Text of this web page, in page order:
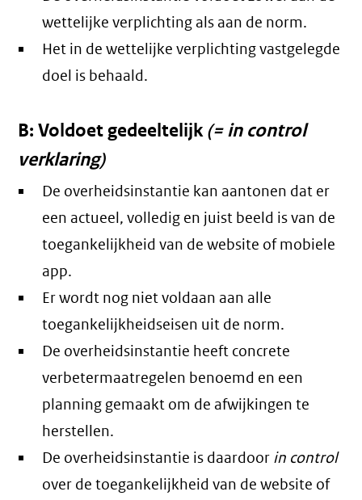
wettelijke verplichting als aan de norm.
Het in de wettelijke verplichting vastgelegde
doel is behaald.
B: Voldoet gedeeltelijk(= in control
verklaring)
De overheidsinstantie kan aantonen dat er
een actueel, volledig en juist beeld is van de
toegankelijkheid van de website of mobiele
app.
Er wordt nog niet voldaan aan alle
toegankelijkheidseisen uit de norm.
De overheidsinstantie heeft concrete
verbetermaatregelen benoemd en een
planning gemaakt om de afwijkingen te
herstellen.
De overheidsinstantie is daardoor in control
over de toegankelijkheid van de website of